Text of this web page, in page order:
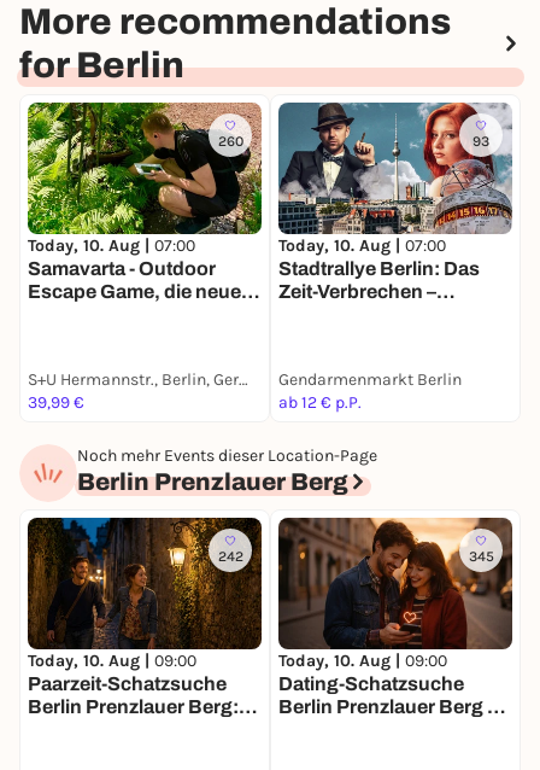
More recommendations
for Berlin
260
Today, 10. Aug | 07:00
Samavarta - Outdoor
Escape Game, die neue
S+U Hermannstr., Berlin, Germany
39,99 €
93
Today, 10. Aug | 07:00
Stadtrallye Berlin: Das
Zeit-Verbrechen –
Gendarmenmarkt Berlin
ab 12 € p.P.
Noch mehr Events dieser Location-Page
Berlin Prenzlauer Berg
242
Today, 10. Aug | 09:00
Paarzeit-Schatzsuche
Berlin Prenzlauer Berg:
345
Today, 10. Aug | 09:00
Dating-Schatzsuche
Berlin Prenzlauer Berg –